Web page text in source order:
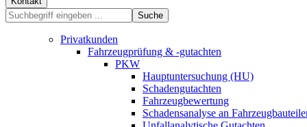
Suche
Privatkunden
Fahrzeugprüfung & -gutachten
PKW
Hauptuntersuchung (HU)
Schadengutachten
Fahrzeugbewertung
Schadensanalyse an